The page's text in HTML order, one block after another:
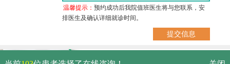
温馨提示：预约成功后我院值班医生将与您联系，安
排医生及确认详细就诊时间。
武汉市硚口区解放大道479号